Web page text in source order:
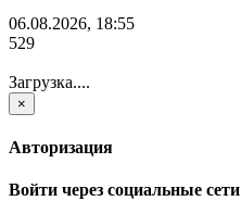
06.08.2026, 18:55
529
Загрузка....
×
Авторизация
Войти через социальные сети